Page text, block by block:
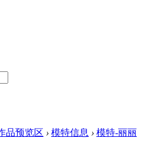
品预览区 › 模特信息 › 模特-丽丽